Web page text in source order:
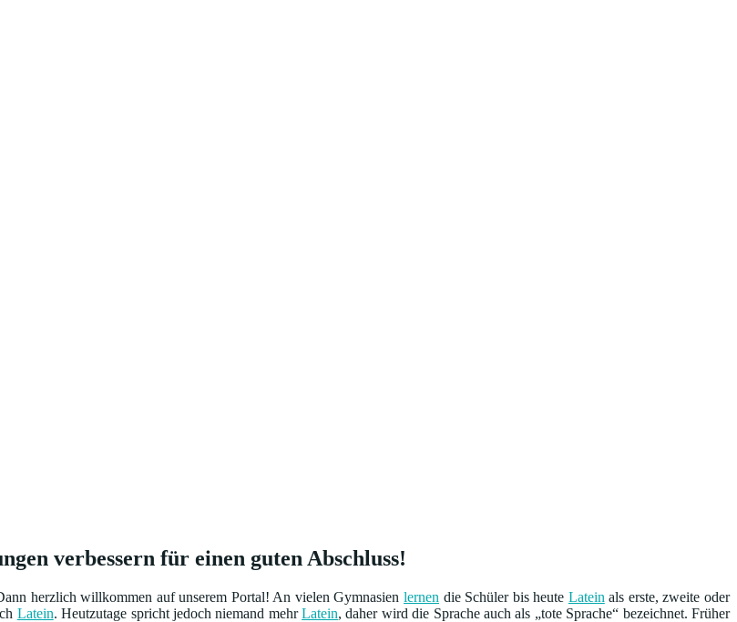
verbessern für einen guten Abschluss!
herzlich willkommen auf unserem Portal! An vielen Gymnasienlernen die Schüler bis heute Latein als erste, zweite oder
Latein. Heutzutage spricht jedoch niemand mehrLatein, daher wird die Sprache auch als „tote Sprache“ bezeichnet. Früher